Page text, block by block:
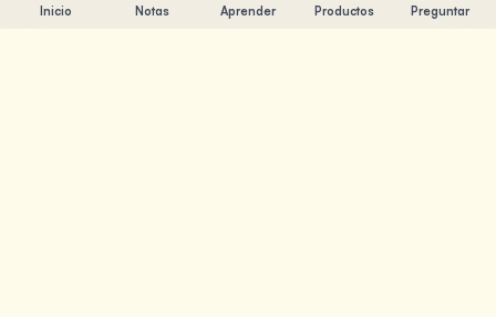
Inicio Notas Aprender Productos Preguntar